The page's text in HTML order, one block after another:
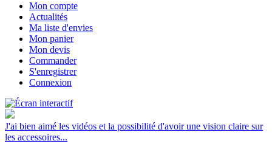
Mon compte
Actualités
Ma liste d'envies
Mon panier
Mon devis
Commander
S'enregistrer
Connexion
J'ai bien aimé les vidéos et la possibilité d'avoir une vision claire sur
les accessoires...